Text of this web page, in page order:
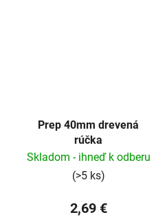
Prep 40mm drevená
rúčka
Skladom - ihneď k odberu
(>5 ks)
2,69 €